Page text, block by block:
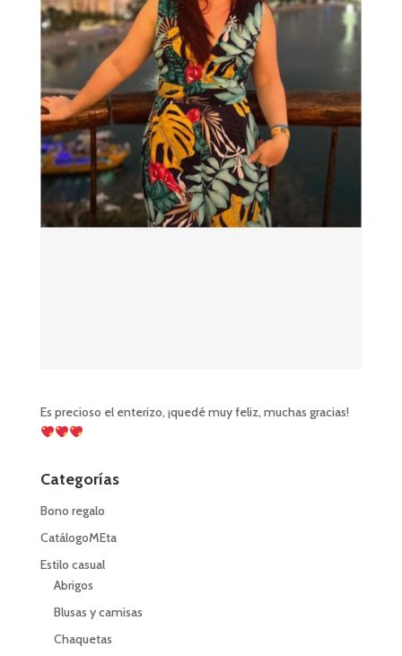
Es precioso el enterizo, ¡quedé muy feliz, muchas gracias!
Categorías
Bono regalo
CatálogoMEta
Estilo casual
Abrigos
Blusas y camisas
Chaquetas